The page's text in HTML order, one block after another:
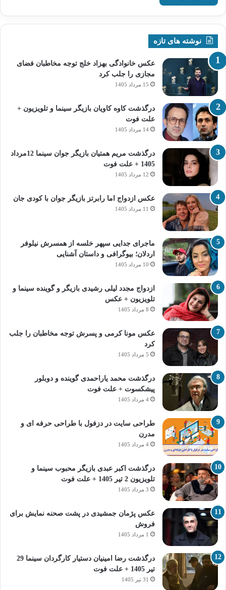
نوشته های تازه
عکس خانوادگی بهزاد خلج توجه مخاطبان فضای
مجازی را جلب کرد
15 مرداد 1405
درگذشت کاوه کاویان بازیگر سینما و تلویزیون +
علت فوت
14 مرداد 1405
درگذشت مریم همتیان بازیگر جوان سینما 12مرداد
1405 + علت فوت
12 مرداد 1405
عکس ازدواج اما رابرتز بازیگر جوان با کودی جان
11 مرداد 1405
ماجرای جدایی سپهر خلسه از همسرش نیلوفر
اردلان؛ بیوگرافی و داستان آشنایی
10 مرداد 1405
ازدواج مجدد لیلی رشیدی بازیگر و گوینده سینما و
تلویزیون + عکس
8 مرداد 1405
عکس مونا کرمی و پسرش توجه مخاطبان را جلب
کرد
5 مرداد 1405
درگذشت محمد یاراحمدی گوینده و دوبلور
پیشکسوت + علت فوت
4 مرداد 1405
طراحی سایت در دزفول با طراحی حرفه‌ ای و
مدرن
4 مرداد 1405
درگذشت اکبر عبدی بازیگر محبوب سینما و
تلویزیون 2 تیر 1405 + علت فوت
3 مرداد 1405
عکس پژمان جمشیدی در پشت صحنه نمایش برای
فروش
1 مرداد 1405
درگذشت رضا امینیان دستیار کارگردان سینما 29
تیر 1405 + علت فوت
31 تیر 1405